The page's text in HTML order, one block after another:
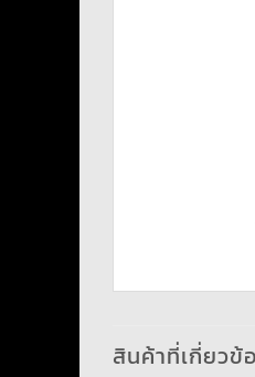
สินค้าที่เกี่ยวข้